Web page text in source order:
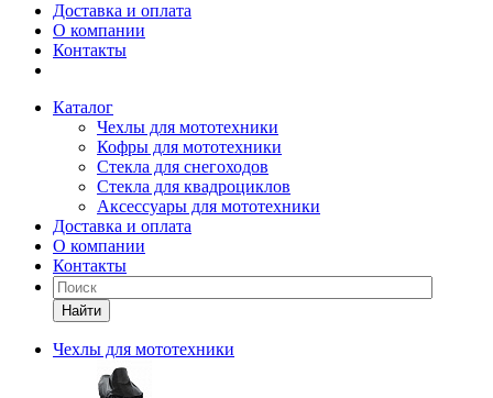
Доставка и оплата
О компании
Контакты
Каталог
Чехлы для мототехники
Кофры для мототехники
Стекла для снегоходов
Стекла для квадроциклов
Аксессуары для мототехники
Доставка и оплата
О компании
Контакты
Найти
Чехлы для мототехники